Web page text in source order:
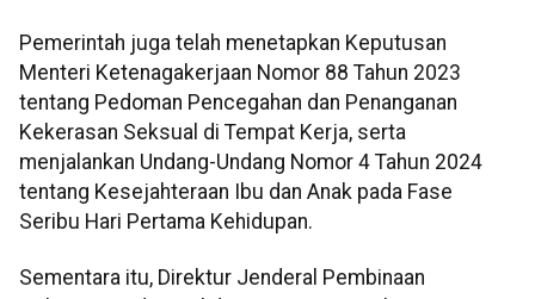
Pemerintah juga telah menetapkan Keputusan
Menteri Ketenagakerjaan Nomor 88 Tahun 2023
tentang Pedoman Pencegahan dan Penanganan
Kekerasan Seksual di Tempat Kerja, serta
menjalankan Undang-Undang Nomor 4 Tahun 2024
tentang Kesejahteraan Ibu dan Anak pada Fase
Seribu Hari Pertama Kehidupan.
Sementara itu, Direktur Jenderal Pembinaan